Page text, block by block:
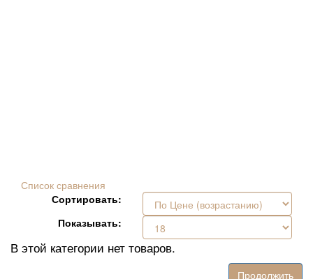
Список сравнения
Сортировать:
Показывать:
В этой категории нет товаров.
Продолжить